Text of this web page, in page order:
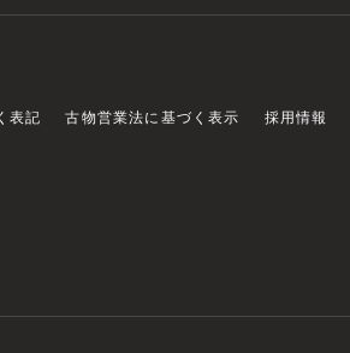
表記 古物営業法に基づく表示 採用情報